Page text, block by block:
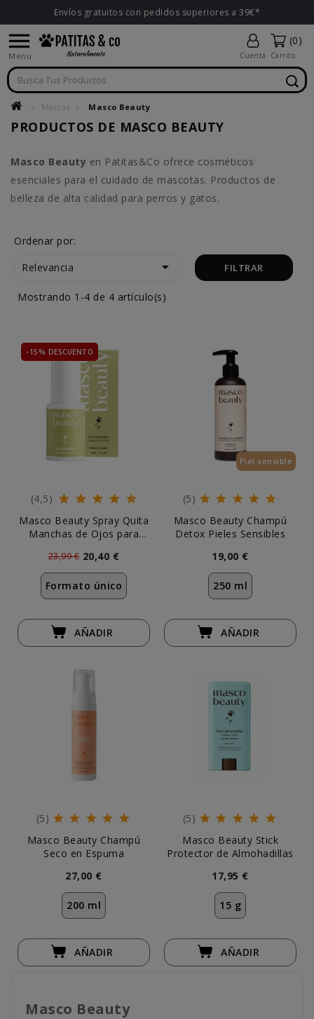
Envíos gratuitos con pedidos superiores a 39€*

Menu Cuenta
(0)
Carrito
Marcas Masco Beauty
PRODUCTOS DE MASCO BEAUTY
Masco Beauty en Patitas&Co ofrece cosméticos
esenciales para el cuidado de mascotas. Productos de
belleza de alta calidad para perros y gatos.
Ordenar por:
Relevancia
 FILTRAR
Mostrando 1-4 de 4 artículo(s)
-15% DESCUENTO
(4,5)
Masco Beauty Spray Quita
Manchas de Ojos para
23,99 € 20,40 €
Formato único
AÑADIR
Piel sensible
(5)
Masco Beauty Champú
Detox Pieles Sensibles
19,00 €
250 ml
AÑADIR
(5)
Masco Beauty Champú
Seco en Espuma
27,00 €
200 ml
AÑADIR
(5)
Masco Beauty Stick
Protector de Almohadillas
17,95 €
15 g
AÑADIR
Masco Beauty